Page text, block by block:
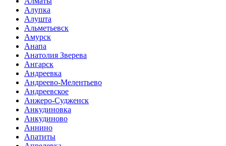
Алупка
Алушта
Альметьевск
Амурск
Анапа
Анатолия Зверева
Ангарск
Андреевка
Андреево-Мелентьево
Андреевское
Анжеро-Судженск
Анкудиновка
Анкудиново
Аннино
Апатиты